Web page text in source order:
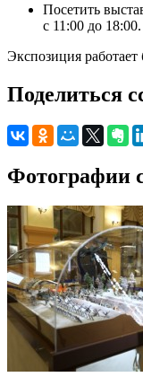
Посетить
с 11:00 до 18:00.
Экспозиция работает
Поделиться
Фотографии